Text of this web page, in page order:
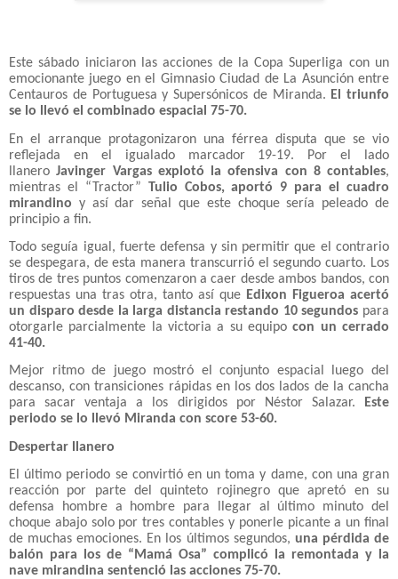
Este sábado iniciaron las acciones de la Copa Superliga con un
emocionante juego en el Gimnasio Ciudad de La Asunción entre
Centauros de Portuguesa y Supersónicos de Miranda. El triunfo
se lo llevó el combinado espacial 75-70.
En el arranque protagonizaron una férrea disputa que se vio
reflejada en el igualado marcador 19-19. Por el lado
llaneroJavinger Vargas explotó la ofensiva con 8 contables,
mientras el “Tractor” Tulio Cobos, aportó 9 para el cuadro
mirandino y así dar señal que este choque sería peleado de
principio a fin.
Todo seguía igual, fuerte defensa y sin permitir que el contrario
se despegara, de esta manera transcurrió el segundo cuarto. Los
tiros de tres puntos comenzaron a caer desde ambos bandos, con
respuestas una tras otra, tanto así que Edixon Figueroa acertó
un disparo desde la larga distancia restando 10 segundos para
otorgarle parcialmente la victoria a su equipocon un cerrado
41-40.
Mejor ritmo de juego mostró el conjunto espacial luego del
descanso, con transiciones rápidas en los dos lados de la cancha
para sacar ventaja a los dirigidos por Néstor Salazar. Este
periodo se lo llevó Miranda con score 53-60.
Despertar llanero
El último periodo se convirtió en un toma y dame, con una gran
reacción por parte del quinteto rojinegro que apretó en su
defensa hombre a hombre para llegar al último minuto del
choque abajo solo por tres contables y ponerle picante a un final
de muchas emociones. En los últimos segundos, una pérdida de
balón para los de “Mamá Osa” complicó la remontada y la
nave mirandina sentenció las acciones 75-70.